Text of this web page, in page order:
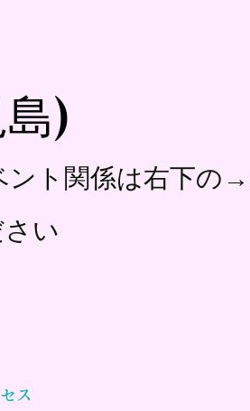
)
ント関係は右下の→
い
ス